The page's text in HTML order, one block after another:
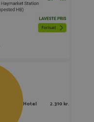
Hotel 2.310 kr.